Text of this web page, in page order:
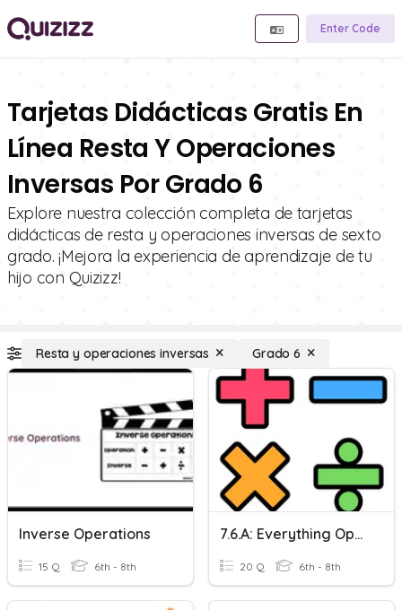
Enter Code
Tarjetas Didácticas Gratis En
Línea Resta Y Operaciones
Inversas Por Grado 6
Explore nuestra colección completa de tarjetas
didácticas de resta y operaciones inversas de sexto
grado. ¡Mejora la experiencia de aprendizaje de tu
hijo con Quizizz!
Resta y operaciones inversas Grado 6
Inverse Operations
15 Q 6th - 8th
7.6.a: Everything Operations
20 Q 6th - 8th